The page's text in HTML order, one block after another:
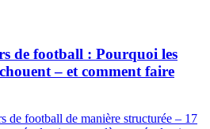
de football : Pourquoi les
– et comment faire
de football de manière structurée – 17